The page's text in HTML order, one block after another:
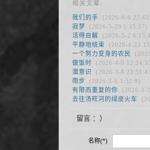
相关文章:
我们的手 (2026-6-6
寂梦 (2026-5-29 1:35:37)
活得自解 (2026-5-2
平静地结束 (2026-4-23
一个努力变身的农民
做饭时 (2026-4-9
潜意识
(2026-3-8
雨步 (2026-3-6 1:52:9)
有限而重复的你 (2026-3-
去往汤旺河的绿皮火车
留言 ：）
名称(*)